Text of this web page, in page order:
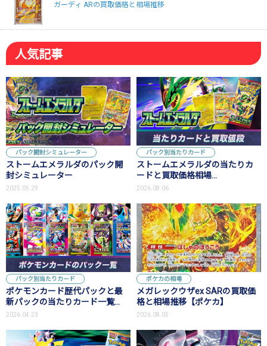
ガーディ ARの買取価格と相場推移
人気記事
パック開封シミュレーター
ストームエメラルダのパック開
封シミュレーター
2025.05.29
パック別当たりカード
ストームエメラルダの当たりカ
ードと買取価格相場
【MUR/SAR/SR/AR】
2026.08.06
パック別当たりカード
ポケモンカード歴代パックと最
新パックの当たりカード一覧
【ポケカ】
2026.04.23
ポケカの相場
メガレックウザex SARの買取価
格と相場推移【ポケカ】
2026.08.05